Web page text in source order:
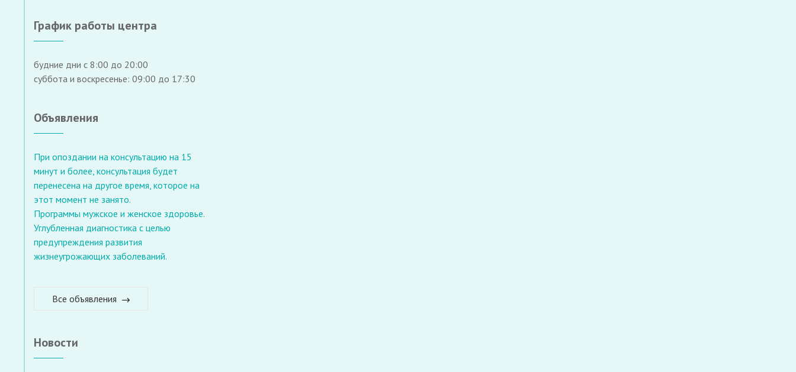
График работы центра
будние дни с 8:00 до 20:00
суббота и воскресенье: 09:00 до 17:30
Объявления
При опоздании на консультацию на 15
минут и более, консультация будет
перенесена на другое время, которое на
этот момент не занято.
Программы мужское и женское здоровье.
Углубленная диагностика с целью
предупреждения развития
жизнеугрожающих заболеваний.
Все объявления
Новости